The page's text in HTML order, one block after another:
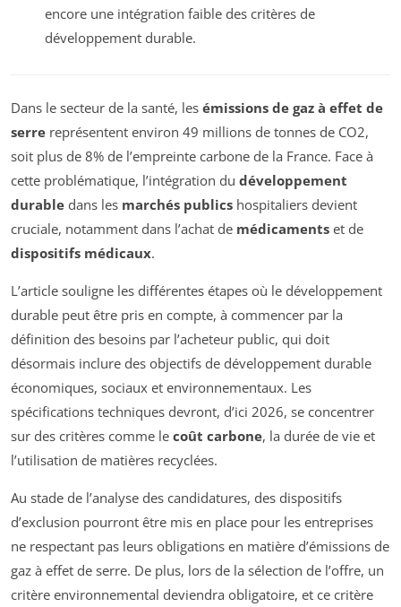
encore une intégration faible des critères de
développement durable.
Dans le secteur de la santé, les émissions de gaz à effet de
serre représentent environ 49 millions de tonnes de CO2,
soit plus de 8% de l’empreinte carbone de la France. Face à
cette problématique, l’intégration du développement
durable dans les marchés publics hospitaliers devient
cruciale, notamment dans l’achat de médicaments et de
dispositifs médicaux.
L’article souligne les différentes étapes où le développement
durable peut être pris en compte, à commencer par la
définition des besoins par l’acheteur public, qui doit
désormais inclure des objectifs de développement durable
économiques, sociaux et environnementaux. Les
spécifications techniques devront, d’ici 2026, se concentrer
sur des critères comme le coût carbone, la durée de vie et
l’utilisation de matières recyclées.
Au stade de l’analyse des candidatures, des dispositifs
d’exclusion pourront être mis en place pour les entreprises
ne respectant pas leurs obligations en matière d’émissions de
gaz à effet de serre. De plus, lors de la sélection de l’offre, un
critère environnemental deviendra obligatoire, et ce critère